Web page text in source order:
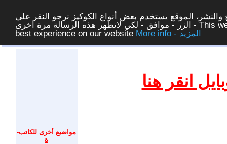
الموقع يستخدم بعض أنواع الكوكيز نرجو النقر على
الزر - موافق - لكي لاتظهر هذه الرسالة مرة اخرى - This website uses cookies to ensure you get the
best experience on our website
More info - المزيد
غلق
مواضيع أخرى للكاتب-
ة
انقر هنا